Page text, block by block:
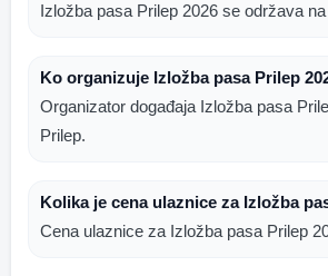
Izložba pasa Prilep 2026 se održava
Ko organizuje Izložba pasa Prilep
Organizator događaja Izložba pasa
Prilep.
Kolika je cena ulaznice za Izložba
Cena ulaznice za Izložba pasa Prilep